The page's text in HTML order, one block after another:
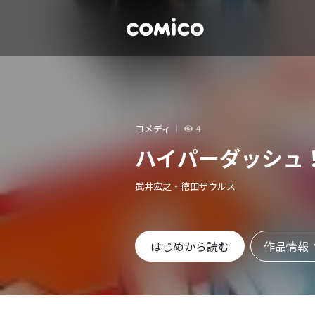
コメディ 4
ハイパーダッシュ
武井宏之・徳田ザウルス
はじめから読む 作品情報